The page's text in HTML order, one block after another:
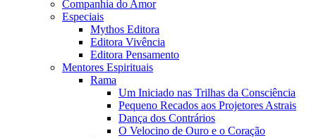
Companhia do Amor
Especiais
Mythos Editora
Editora Vivência
Editora Pensamento
Mentores Espirituais
Rama
Um Iniciado nas Trilhas da Consciência
Pequeno Recados aos Projetores Astrais
Dança dos Contrários
O Velocino de Ouro e o Coração